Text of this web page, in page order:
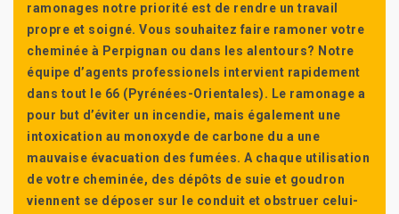
ramonages notre priorité est de rendre un travail
propre et soigné. Vous souhaitez faire ramoner votre
cheminée à Perpignan ou dans les alentours? Notre
équipe d’agents professionels intervient rapidement
dans tout le 66 (Pyrénées-Orientales). Le ramonage a
pour but d’éviter un incendie, mais également une
intoxication au monoxyde de carbone du a une
mauvaise évacuation des fumées. A chaque utilisation
de votre cheminée, des dépôts de suie et goudron
viennent se déposer sur le conduit et obstruer celui-